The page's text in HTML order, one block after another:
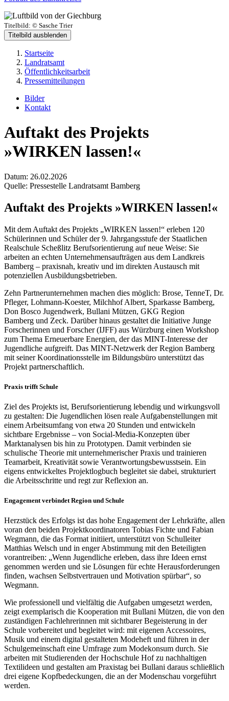
Titelbild: © Sasche Trier
Titelbild ausblenden
Startseite
Landratsamt
Öffentlichkeitsarbeit
Pressemitteilungen
Bilder
Kontakt
Auftakt des Projekts
»WIRKEN lassen!«
Datum: 26.02.2026
Quelle: Pressestelle Landratsamt Bamberg
Auftakt des Projekts »WIRKEN lassen!«
Mit dem Auftakt des Projekts „WIRKEN lassen!“ erleben 120
Schülerinnen und Schüler der 9. Jahrgangsstufe der Staatlichen
Realschule Scheßlitz Berufsorientierung auf neue Weise: Sie
arbeiten an echten Unternehmensaufträgen aus dem Landkreis
Bamberg – praxisnah, kreativ und im direkten Austausch mit
potenziellen Ausbildungsbetrieben.
Zehn Partnerunternehmen machen dies möglich: Brose, TenneT, Dr.
Pfleger, Lohmann-Koester, Milchhof Albert, Sparkasse Bamberg,
Don Bosco Jugendwerk, Bullani Mützen, GKG Region
Bamberg und Zeck. Darüber hinaus gestaltet die Initiative Junge
Forscherinnen und Forscher (IJFF) aus Würzburg einen Workshop
zum Thema Erneuerbare Energien, der das MINT-Interesse der
Jugendliche aufgreift. Das MINT-Netzwerk der Region Bamberg
mit seiner Koordinationsstelle im Bildungsbüro unterstützt das
Projekt partnerschaftlich.
Praxis trifft Schule
Ziel des Projekts ist, Berufsorientierung lebendig und wirkungsvoll
zu gestalten: Die Jugendlichen lösen reale Aufgabenstellungen mit
einem Arbeitsumfang von etwa 20 Stunden und entwickeln
sichtbare Ergebnisse – von Social-Media-Konzepten über
Marktanalysen bis hin zu Prototypen. Damit verbinden sie
schulische Theorie mit unternehmerischer Praxis und trainieren
Teamarbeit, Kreativität sowie Verantwortungsbewusstsein. Ein
eigens entwickeltes Projektlogbuch begleitet sie dabei, strukturiert
die Arbeitsschritte und regt zur Reflexion an.
Engagement verbindet Region und Schule
Herzstück des Erfolgs ist das hohe Engagement der Lehrkräfte, allen
voran den beiden Projektkoordinatoren Tobias Fichte und Fabian
Wegmann, die das Format initiiert, unterstützt von Schulleiter
Matthias Welsch und in enger Abstimmung mit den Beteiligten
vorantreiben: „Wenn Jugendliche erleben, dass ihre Ideen ernst
genommen werden und sie Lösungen für echte Herausforderungen
finden, wachsen Selbstvertrauen und Motivation spürbar“, so
Wegmann.
Wie professionell und vielfältig die Aufgaben umgesetzt werden,
zeigt exemplarisch die Kooperation mit Bullani Mützen, die von den
zuständigen Fachlehrerinnen mit sichtbarer Begeisterung in der
Schule vorbereitet und begleitet wird: mit eigenen Accessoires,
Musik und einem digital gestalteten Modeheft und führen in der
Schulgemeinschaft eine Umfrage zum Modekonsum durch. Sie
arbeiten mit Studierenden der Hochschule Hof zu nachhaltigen
Textilideen und gestalten am Praxistag bei Bullani daraus schließlich
drei eigene Kopfbedeckungen, die an der Modenschau vorgeführt
werden.